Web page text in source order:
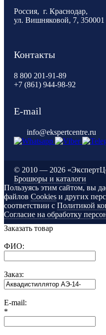
Россия, г. Краснодар,
ул. Вишняковой, 7, 350001
Контакты
8 800 201-91-89
+7 (861) 944-98-92
E-mail
info@ekspertcentre.ru
© 2010 — 2026
Брошюры и каталоги
Пользуясь этим сайтом, вы
файлов Cookies и других
соответствии с Политикой
Согласие на обработку
Заказать товар
ФИО:
Заказ:
E-mail:
*